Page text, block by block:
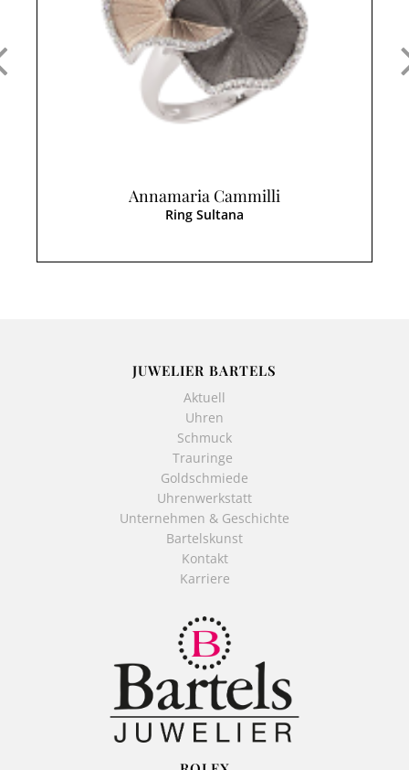
Annamaria Cammilli
Ring Sultana
JUWELIER BARTELS
Aktuell
Uhren
Schmuck
Trauringe
Goldschmiede
Uhrenwerkstatt
Unternehmen & Geschichte
Bartelskunst
Kontakt
Karriere